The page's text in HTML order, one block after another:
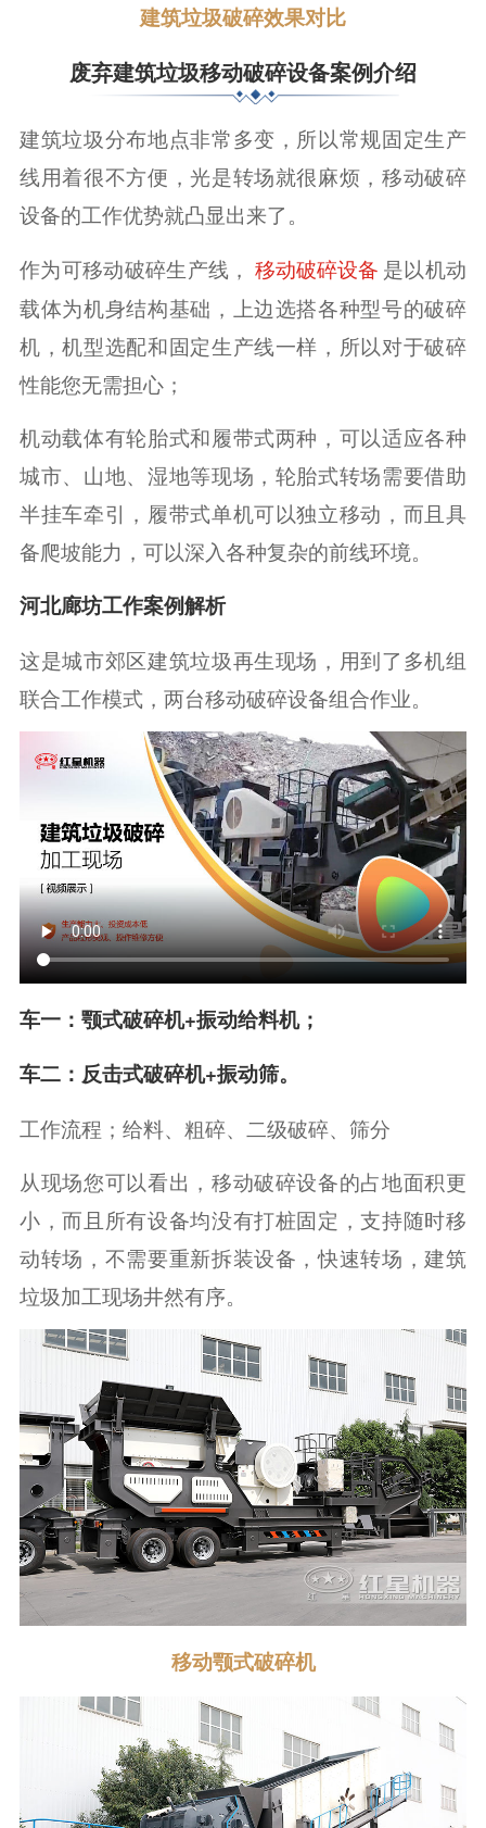
建筑垃圾破碎效果对比
废弃建筑垃圾移动破碎设备案例介绍
建筑垃圾分布地点非常多变，所以常规固定生产
线用着很不方便，光是转场就很麻烦，移动破碎
设备的工作优势就凸显出来了。
作为可移动破碎生产线， 移动破碎设备 是以机动
载体为机身结构基础，上边选搭各种型号的破碎
机，机型选配和固定生产线一样，所以对于破碎
性能您无需担心；
机动载体有轮胎式和履带式两种，可以适应各种
城市、山地、湿地等现场，轮胎式转场需要借助
半挂车牵引，履带式单机可以独立移动，而且具
备爬坡能力，可以深入各种复杂的前线环境。
河北廊坊工作案例解析
这是城市郊区建筑垃圾再生现场，用到了多机组
联合工作模式，两台移动破碎设备组合作业。
车一：颚式破碎机+振动给料机；
车二：反击式破碎机+振动筛。
工作流程；给料、粗碎、二级破碎、筛分
从现场您可以看出，移动破碎设备的占地面积更
小，而且所有设备均没有打桩固定，支持随时移
动转场，不需要重新拆装设备，快速转场，建筑
垃圾加工现场井然有序。
移动颚式破碎机